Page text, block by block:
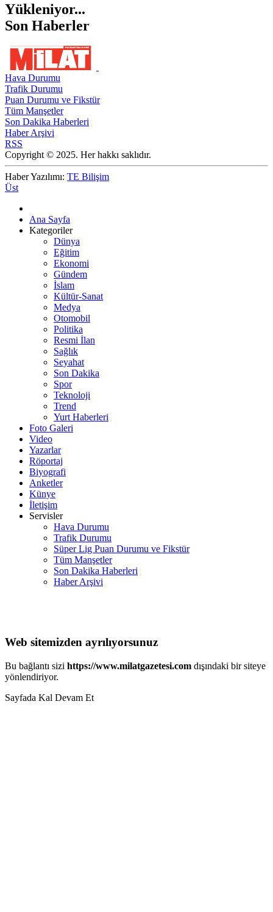
Yükleniyor...
Son Haberler
Hava Durumu
Trafik Durumu
Puan Durumu ve Fikstür
Tüm Manşetler
Son Dakika Haberleri
Haber Arşivi
RSS
Copyright © 2025. Her hakkı saklıdır.
Haber Yazılımı: TE Bilişim
Üst
Ana Sayfa
Kategoriler
Dünya
Eğitim
Ekonomi
Gündem
İslam
Kültür-Sanat
Medya
Otomobil
Politika
Resmi İlan
Sağlık
Seyahat
Son Dakika
Spor
Teknoloji
Trend
Yurt Haberleri
Foto Galeri
Video
Yazarlar
Röportaj
Biyografi
Anketler
Künye
İletişim
Servisler
Hava Durumu
Trafik Durumu
Süper Lig Puan Durumu ve Fikstür
Tüm Manşetler
Son Dakika Haberleri
Haber Arşivi
Web sitemizden ayrılıyorsunuz
Bu bağlantı sizi https://www.milatgazetesi.com dışındaki bir siteye
yönlendiriyor.
Sayfada Kal Devam Et